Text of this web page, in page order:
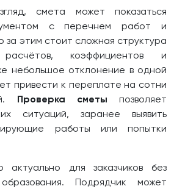
смета может показаться
с перечнем работ и
за этим стоит сложная структура
расчётов, коэффициентов и
небольшое отклонение в одной
привести к переплате на сотни
Проверка сметы позволяет
ситуаций, заранее выявить
работы или попытки
актуально для заказчиков без
Подрядчик может